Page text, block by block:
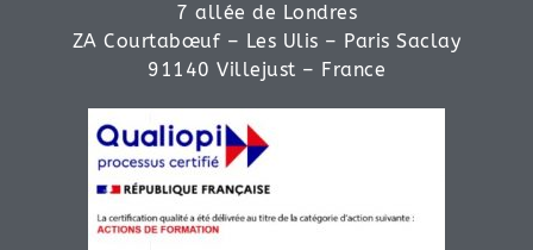
7 allée de Londres
ZA Courtabœuf – Les Ulis – Paris Saclay
91140 Villejust – France